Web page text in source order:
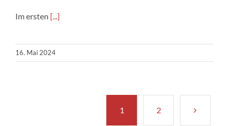
Im ersten [...]
16. Mai 2024
1 2